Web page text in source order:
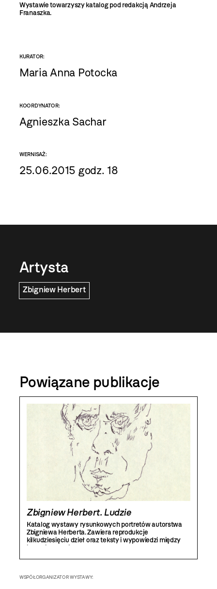
Wystawie towarzyszy katalog pod redakcją Andrzeja
Franaszka.
KURATOR:
Maria Anna Potocka
KOORDYNATOR:
Agnieszka Sachar
WERNISAŻ:
25.06.2015 godz. 18
Artysta
Zbigniew Herbert
Powiązane publikacje
Zbigniew Herbert. Ludzie
Katalog wystawy rysunkowych portretów autorstwa
Zbigniewa Herberta. Zawiera reprodukcje
kilkudziesięciu dzieł oraz teksty i wypowiedzi między
innymi Andrzeja Franaszka, Katarzyny Herbert,
w Warszawie.
WSPÓŁORGANIZATOR WYSTAWY: